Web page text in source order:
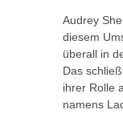
Audrey
diesem
überall in
Das
ihrer Rolle
namens